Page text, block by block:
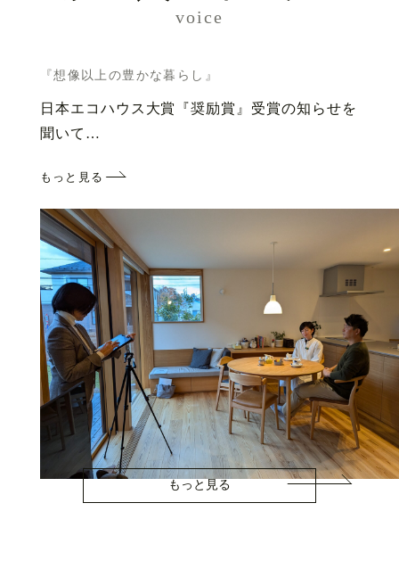
voice
『想像以上の豊かな暮らし』
日本エコハウス大賞『奨励賞』受賞の知らせを
聞いて…
もっと見る
もっと見る